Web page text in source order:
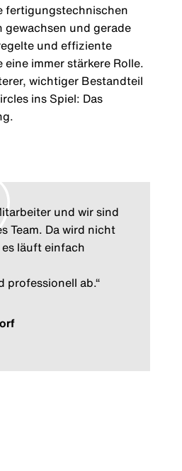
fertigungstechnischen
und gerade
und effiziente
immer stärkere Rolle.
wichtiger Bestandteil
ins Spiel: Das
und wir sind
Team. Da wird nicht
läuft einfach
professionell ab.“